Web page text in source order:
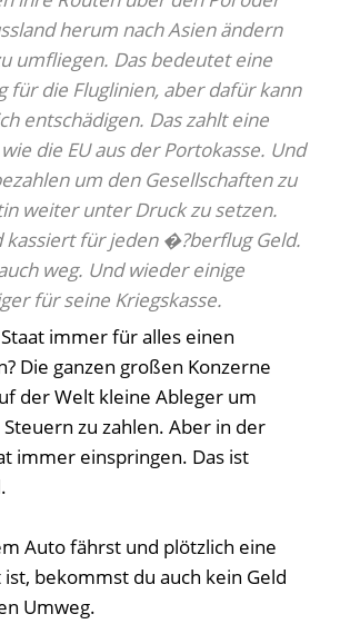
herum nach Asien ändern
umfliegen. Das bedeutet eine
für die Fluglinien, aber dafür kann
entschädigen. Das zahlt eine
die EU aus der Portokasse. Und
um den Gesellschaften zu
weiter unter Druck zu setzen.
kassiert für jeden �?berflug Geld.
weg. Und wieder einige
für seine Kriegskasse.
immer für alles einen
Die ganzen großen Konzerne
der Welt kleine Ableger um
zu zahlen. Aber in der
immer einspringen. Das ist
Auto fährst und plötzlich eine
bekommst du auch kein Geld
Umweg.